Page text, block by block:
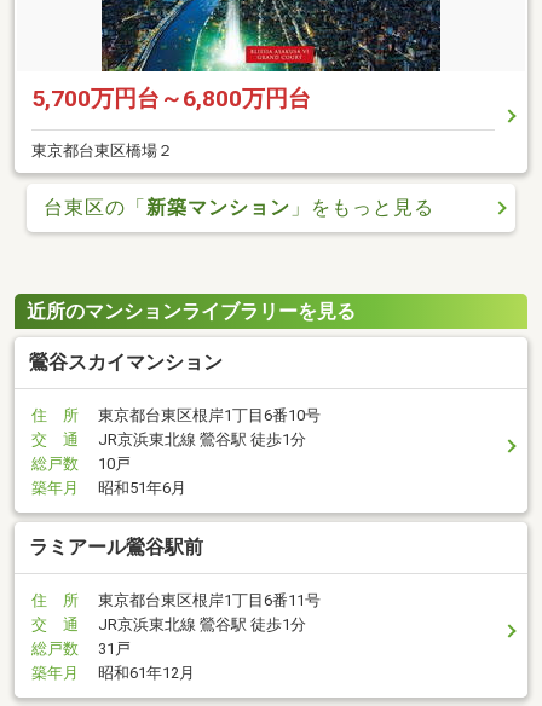
5,700万円台～6,800万円台
東京都台東区橋場２
台東区の「新築マンション 」をもっと見る
近所のマンションライブラリーを見る
鶯谷スカイマンション
住 所
東京都台東区根岸1丁目6番10号
交 通
JR京浜東北線 鶯谷駅 徒歩1分
総戸数
10戸
築年月
昭和51年6月
ラミアール鶯谷駅前
住 所
東京都台東区根岸1丁目6番11号
交 通
JR京浜東北線 鶯谷駅 徒歩1分
総戸数
31戸
築年月
昭和61年12月